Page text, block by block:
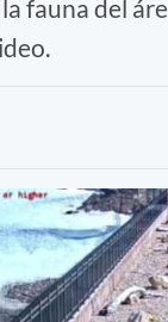
fauna del